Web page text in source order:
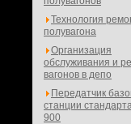
Технология
полувагона
Организация
обслуживания и
вагонов в депо
Передатчик
станции
900